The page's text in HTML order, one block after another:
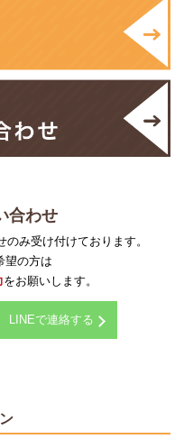
合わせ
み受け付けております。
望の方は
をお願いします。
LINEで連絡する